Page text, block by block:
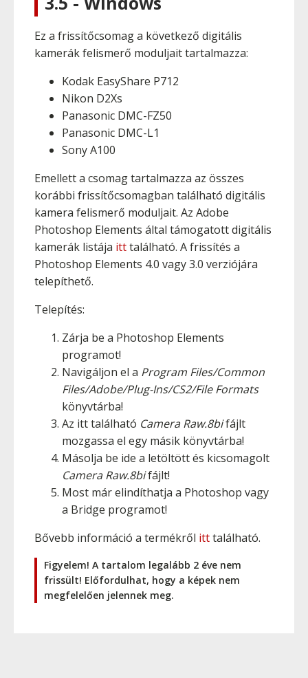
Ez a frissítőcsomag a következő digitális
kamerák felismerő moduljait tartalmazza:
Kodak EasyShare P712
Nikon D2Xs
Panasonic DMC-FZ50
Panasonic DMC-L1
Sony A100
Emellett a csomag tartalmazza az összes
korábbi frissítőcsomagban található digitális
kamera felismerő moduljait. Az Adobe
Photoshop Elements által támogatott digitális
kamerák listája itttalálható. A frissítés a
Photoshop Elements 4.0 vagy 3.0 verziójára
telepíthető.
Telepítés:
Zárja be a Photoshop Elements
programot!
Navigáljon el a Program Files/Common
Files/Adobe/Plug-Ins/CS2/File Formats
könyvtárba!
Az itt található Camera Raw.8bifájlt
mozgassa el egy másik könyvtárba!
Másolja be ide a letöltött és kicsomagolt
Camera Raw.8bifájlt!
Most már elindíthatja a Photoshop vagy
a Bridge programot!
Bővebb információ a termékről itttalálható.
Figyelem! A tartalom legalább 2 éve nem
frissült! Előfordulhat, hogy a képek nem
megfelelően jelennek meg.